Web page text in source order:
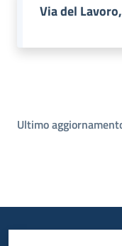
Via del
Ultimo